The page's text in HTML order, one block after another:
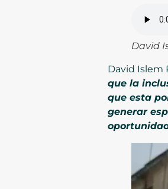
David
David Islem
que la
que esta
generar